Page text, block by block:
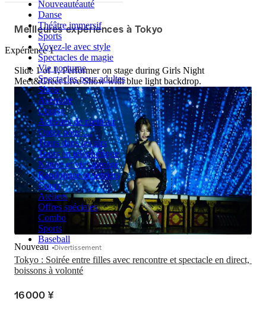
Nouveautéauté
Danse
Théâtre immersif
Sports
Voyez-le avec style
Spectacles de magie
Vie nocturne
Spectacles pour adultes
Show
Aventure
Course
Activités de plein air
Optez pour :...
Tours dans les airs
Tours en téléphérique
Nature et vie sauvage
Randonnée et sentiers
Cours
Ateliers
Offres spéciales
Combo
Sports
Baseball
Meilleures expériences à Tokyo
Expérience 1
Slide 1 of 1, Performer on stage during Girls Night
Meet&Greet Live Show with blue light backdrop.
Tokyo : Soirée entre filles avec rencontre et spectacle en direct,
boissons à volonté
Nouveau Divertissement
16 000 ¥